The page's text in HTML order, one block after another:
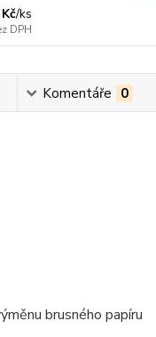
/ks
DPH
Komentáře 0
brusného papíru